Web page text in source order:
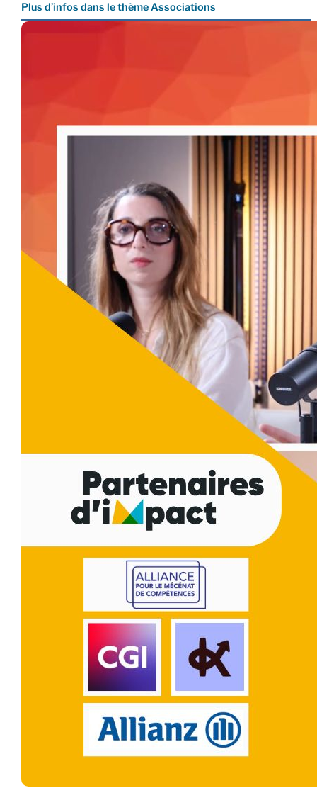
Plus d’infos dans le thème Associations